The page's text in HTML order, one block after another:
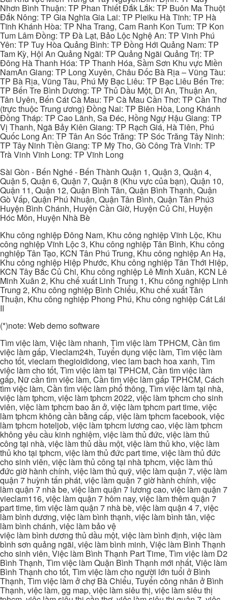
Nhơn Bình Thuận: TP Phan Thiết Đắk Lắk: TP Buôn Ma Thuột
Đắk Nông: TP Gia Nghĩa Gia Lai: TP Pleiku Hà Tĩnh: TP Hà
Tĩnh Khánh Hòa: TP Nha Trang, Cam Ranh Kon Tum: TP Kon
Tum Lâm Đồng: TP Đà Lạt, Bảo Lộc Nghệ An: TP Vinh Phú
Yên: TP Tuy Hòa Quảng Bình: TP Đồng Hới Quảng Nam: TP
Tam Kỳ, Hội An Quảng Ngãi: TP Quảng Ngãi Quảng Trị: TP
Đông Hà Thanh Hóa: TP Thanh Hóa, Sầm Sơn Khu vực Miền
NamAn Giang: TP Long Xuyên, Châu Đốc Bà Rịa – Vũng Tàu:
TP Bà Rịa, Vũng Tàu, Phú Mỹ Bạc Liêu: TP Bạc Liêu Bến Tre:
TP Bến Tre Bình Dương: TP Thủ Dầu Một, Dĩ An, Thuận An,
Tân Uyên, Bến Cát Cà Mau: TP Cà Mau Cần Thơ: TP Cần Thơ
(trực thuộc Trung ương) Đồng Nai: TP Biên Hòa, Long Khánh
Đồng Tháp: TP Cao Lãnh, Sa Đéc, Hồng Ngự Hậu Giang: TP
Vị Thanh, Ngã Bảy Kiên Giang: TP Rạch Giá, Hà Tiên, Phú
Quốc Long An: TP Tân An Sóc Trăng: TP Sóc Trăng Tây Ninh:
TP Tây Ninh Tiền Giang: TP Mỹ Tho, Gò Công Trà Vinh: TP
Trà Vinh Vĩnh Long: TP Vĩnh Long
Sài Gòn - Bến Nghé - Bến Thành Quận 1, Quận 3, Quận 4,
Quận 5, Quận 6, Quận 7, Quận 8 (Khu vực của bạn), Quận 10,
Quận 11, Quận 12, Quận Bình Tân, Quận Bình Thạnh, Quận
Gò Vấp, Quận Phú Nhuận, Quận Tân Bình, Quận Tân Phú3
Huyện Bình Chánh, Huyện Cần Giờ, Huyện Củ Chi, Huyện
Hóc Môn, Huyện Nhà Bè
Khu công nghiệp Đông Nam, Khu công nghiệp Vĩnh Lộc, Khu
công nghiệp Vĩnh Lộc 3, Khu công nghiệp Tân Bình, Khu công
nghiệp Tân Tạo, KCN Tân Phú Trung, Khu công nghiệp An Hạ,
Khu công nghiệp Hiệp Phước, Khu công nghiệp Tân Thới Hiệp,
KCN Tây Bắc Củ Chi, Khu công nghiệp Lê Minh Xuân, KCN Lê
Minh Xuân 2, Khu chế xuất Linh Trung 1, Khu công nghiệp Linh
Trung 2, Khu công nghiệp Bình Chiểu, Khu chế xuất Tân
Thuận, Khu công nghiệp Phong Phú, Khu công nghiệp Cát Lái
II
(*)note: Web demo software
Tìm việc làm, Việc làm nhanh, Tìm việc làm TPHCM, Cần tìm
việc làm gấp, Vieclam24h, Tuyển dụng việc làm, Tìm việc làm
cho tốt, vieclam thegioididong, viec lam bach hoa xanh, Tìm
việc làm cho tốt, Tìm việc làm tại TPHCM, Cần tìm việc làm
gấp, Nữ cần tìm việc làm, Cần tìm việc làm gấp TPHCM, Cách
tìm việc làm, Cần tìm việc làm phổ thông, Tìm việc làm tại nhà,
việc làm tphcm, việc làm tphcm 2022, việc làm tphcm cho sinh
viên, việc làm tphcm bao ăn ở, việc làm tphcm part time, việc
làm tphcm không cần bằng cấp, việc làm tphcm facebook, việc
làm tphcm hoteljob, việc làm tphcm lương cao, việc làm tphcm
không yêu cầu kinh nghiệm, việc làm thủ đức, việc làm thủ
công tại nhà, việc làm thủ dầu một, việc làm thủ kho, việc làm
thủ kho tại tphcm, việc làm thủ đức part time, việc làm thủ đức
cho sinh viên, việc làm thủ công tại nhà tphcm, việc làm thủ
đức giờ hành chính, việc làm thủ quỹ, việc làm quận 7, việc làm
quận 7 huỳnh tấn phát, việc làm quận 7 giờ hành chính, việc
làm quận 7 nhà be, việc làm quận 7 lương cao, việc làm quận 7
vieclam116, việc làm quận 7 hôm nay, việc làm thêm quận 7
part time, tìm việc làm quận 7 nhà bè, việc làm quận 4 7, việc
làm bình dương, việc làm bình thạnh, việc làm bình tân, việc
làm bình chánh, việc làm bảo vệ
việc làm bình dương thủ dầu một, việc làm bình định, việc làm
bình sơn quảng ngãi, việc làm bình minh, Việc làm Bình Thạnh
cho sinh viên, Việc làm Bình Thạnh Part Time, Tìm việc làm D2
Bình Thạnh, Tìm việc làm Quận Bình Thạnh mới nhất, Việc làm
Bình Thạnh cho tốt, Tìm việc làm cho người lớn tuổi ở Bình
Thạnh, Tìm việc làm ở chợ Bà Chiểu, Tuyển công nhân ở Bình
Thạnh, việc làm, gg map, việc làm siêu thị, việc làm siêu thị